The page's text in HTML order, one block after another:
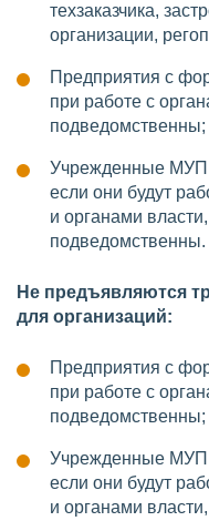
техзаказчика,
организации,
Предприятия с
при работе с
подведомственны;
Учрежденные МУП
если они будут
и органами
подведомственны.
Не предъявляются
для организаций:
Предприятия с
при работе с
подведомственны;
Учрежденные МУП
если они будут
и органами